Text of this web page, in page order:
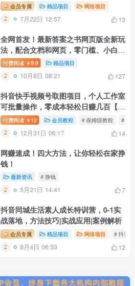
会员专属 精品项目 网络项目
7月22日 12:57 13
全网首发！最新答案之书网页版全新玩
法，配合文档和网页，零门槛、小白也
能轻松月入2W+,新手首选副业！
付费阅读 ￥9.9 精品项目
10月8日 08:21 127
抖音快手视频号取图项目，个人工作室
可批量操作，零成本轻松日赚几百【保
姆级教程】
付费阅读 ￥ 12 会员教程 # 保姆级教程 # 个
12月31日 06:17 14
网赚速成！四大方法，让你轻松在家挣
钱！
最新资讯 # 挣钱
5月21日 14:41 7
抖音同城生活素人成长特训营，0-1实
战落地，方法技巧|实战应用|案例解析
会员专属 精品项目 网络项目 # 抖音
8月4日 06:53 12